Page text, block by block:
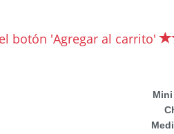
botón 'Agregar al carrito'
Mini